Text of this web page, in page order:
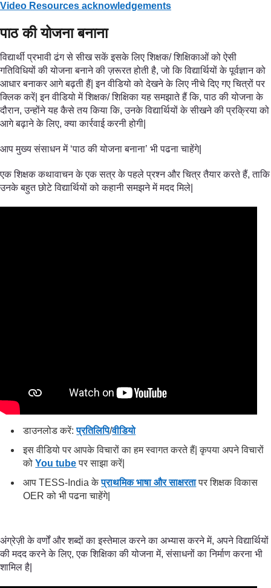
Video Resources acknowledgements
पाठ की योजना बनाना
विद्यार्थी प्रभावी ढंग से सीख सकें इसके लिए शिक्षक/ शिक्षिकाओं को ऐसी
गतिविधियों की योजना बनाने की ज़रूरत होती है, जो कि विद्यार्थियों के पूर्वज्ञान को
आधार बनाकर आगे बढ़ती हैं| इन वीडियो को देखने के लिए नीचे दिए गए चित्रों पर
क्लिक करें| इन वीडियो में शिक्षक/ शिक्षिका यह समझाते हैं कि, पाठ की योजना के
दौरान, उन्होंने यह कैसे तय किया कि, उनके विद्यार्थियों के सीखने की प्रक्रिया को
आगे बढ़ाने के लिए, क्या कार्रवाई करनी होगी|
आप मुख्य संसाधन में ‘पाठ की योजना बनाना’ भी पढना चाहेंगे|
एक शिक्षक कथावाचन के एक सत्र के पहले प्रश्न और चित्र तैयार करते हैं, ताकि
उनके बहुत छोटे विद्यार्थियों को कहानी समझने में मदद मिले|
डाउनलोड करें:प्रतिलिपि/वीडियो
इस वीडियो पर आपके विचारों का हम स्वागत करते हैं| कृपया अपने विचारों
कोYou tubeपर साझा करें|
आप TESS-India केप्राथमिक भाषा और साक्षरतापर शिक्षक विकास
OER को भी पढना चाहेंगे|
अंग्रेज़ी के वर्णों और शब्दों का इस्तेमाल करने का अभ्यास करने में, अपने विद्यार्थियों
की मदद करने के लिए, एक शिक्षिका की योजना में, संसाधनों का निर्माण करना भी
शामिल है|